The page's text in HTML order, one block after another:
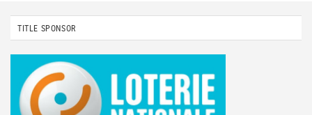
TITLE SPONSOR